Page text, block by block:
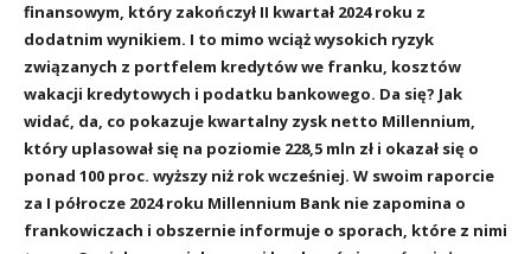
finansowym, który zakończył II kwartał 2024 roku z
dodatnim wynikiem. I to mimo wciąż wysokich ryzyk
związanych z portfelem kredytów we franku, kosztów
wakacji kredytowych i podatku bankowego. Da się? Jak
widać, da, co pokazuje kwartalny zysk netto Millennium,
który uplasował się na poziomie 228,5 mln zł i okazał się o
ponad 100 proc. wyższy niż rok wcześniej. W swoim raporcie
za I półrocze 2024 roku Millennium Bank nie zapomina o
frankowiczach i obszernie informuje o sporach, które z nimi